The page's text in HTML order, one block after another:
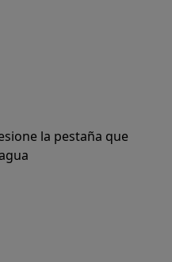
la pestaña que